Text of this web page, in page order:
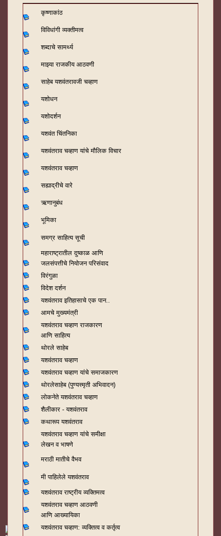
कृष्णाकांठ
विविधांगी व्यक्तीमत्व
शब्दाचे सामर्थ्य
माझ्या राजकीय आठवणी
साहेब यशवंतरावजी चव्हाण
यशोधन
यशोदर्शन
यशवंत चिंतनिका
यशवंतराव चव्हाण यांचे मौलिक विचार
यशवंतराव चव्हाण
सह्याद्रीचे वारे
ऋणानुबंध
भूमिका
समग्र साहित्य सूची
महाराष्ट्रातील दुष्काळ आणि
जलसंपत्तीचे नियोजन परिसंवाद
विरंगुळा
विदेश दर्शन
यशवंतराव इतिहासाचे एक पान..
आमचे मुख्यमंत्री
यशवंतराव चव्हाण राजकारण
आणि साहित्य
थोरले साहेब
यशवंतराव चव्हाण
यशवंतराव चव्हाण यांचे समाजकारण
थोरलेसाहेब (पुण्यस्मृती अभिवादन)
लोकनेते यशवंतराव चव्हाण
शैलीकार - यशवंतराव
कथारूप यशवंतराव
यशवंतराव चव्हाण यांचे समीक्षा
लेखन व भाषणे
मराठी मातीचे वैभव
मी पाहिलेले यशवंतराव
यशवंतराव राष्ट्रीय व्यक्तिमत्व
यशवंतराव चव्हाण आठवणी
आणि आख्यायिका
यशवंतराव चव्हाण: व्यक्तित्व व कर्तृत्व